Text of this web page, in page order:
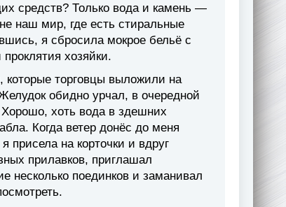
средств? Только вода и камень —
наш мир, где есть стиральные
я сбросила мокрое бельё с
хозяйки.
которые торговцы выложили на
обидно урчал, в очередной
хоть вода в здешних
Когда ветер донёс до меня
присела на корточки и вдруг
прилавков, приглашал
поединков и заманивал